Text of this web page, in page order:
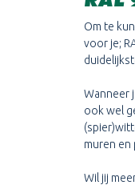
Om te
voor je;
Wanneer
ook wel
muren en
Wil jij